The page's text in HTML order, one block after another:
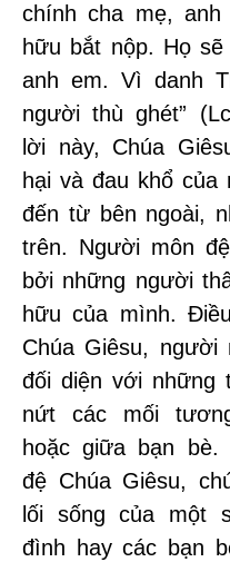
chính cha mẹ,
hữu bắt nộp. Họ
anh em. Vì danh
người thù ghét”
lời này, Chúa
hại và đau khổ
đến từ bên ngoài,
trên. Người môn
bởi những người
hữu của mình.
Chúa Giêsu, người
đối diện với những
nứt các mối
hoặc giữa bạn
đệ Chúa Giêsu,
lối sống của một
đình hay các bạn